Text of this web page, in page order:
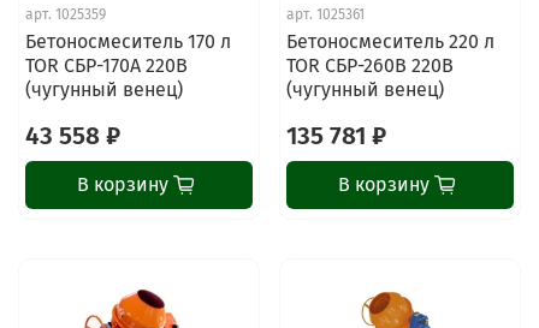
арт. 1025359
Бетоносмеситель 170 л
TOR СБР-170А 220В
(чугунный венец)
43 558 ₽
В корзину
арт. 1025361
Бетоносмеситель 220 л
TOR СБР-260В 220В
(чугунный венец)
135 781 ₽
В корзину